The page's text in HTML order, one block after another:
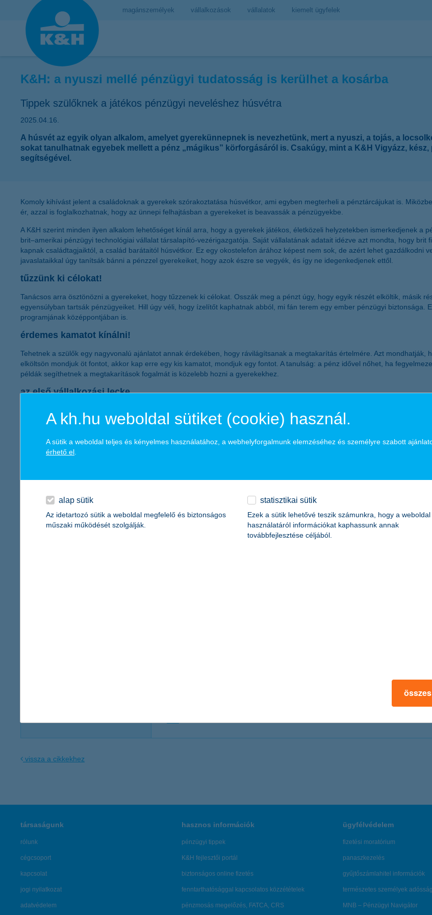
magánszemélyek vállalkozások vállalatok kiemelt ügyfelek
K&H: a nyuszi mellé pénzügyi tudatosság is kerülhet a kosárba
Tippek szülőknek a játékos pénzügyi neveléshez húsvétra
2025.04.16.
A húsvét az egyik olyan alkalom, amelyet gyerekünnepnek is nevezhetünk, mert a nyuszi, a tojás, a
sokat tanulhatnak egyebek mellett a pénz „mágikus” körforgásáról is. Csakúgy, mint a K&H Vigyázz,
segítségével.
Komoly kihívást jelent a családoknak a gyerekek szórakoztatása húsvétkor, ami egyben megterheli a pénztárcájukat is.
ér, azzal is foglalkozhatnak, hogy az ünnepi felhajtásban a gyerekeket is beavassák a pénzügyekbe.
A K&H szerint minden ilyen alkalom lehetőséget kínál arra, hogy a gyerekek játékos, életközeli helyzetekben ismerkedjenek a
brit–amerikai pénzügyi technológiai vállalat társalapító-vezérigazgatója. Saját vállalatának adatait idézve azt mondta, hogy
kapnak családtagjaiktól, a család barátaitól húsvétkor. Ez egy okostelefon árához képest nem sok, de azért lehet gazdálkodni
javaslataikkal úgy tanítsák bánni a pénzzel gyerekeiket, hogy azok észre se vegyék, és így ne idegenkedjenek ettől.
tűzzünk ki célokat!
Tanácsos arra ösztönözni a gyerekeket, hogy tűzzenek ki célokat. Osszák meg a pénzt úgy, hogy egyik részét elköltik, másik
egyensúlyban tartsák pénzügyeiket. Hill úgy véli, hogy ízelítőt kaphatnak abból, mi fán terem egy ember pénzügyi biztonsága.
programjának középpontjában is.
érdemes kamatot kínálni!
Tehetnek a szülők egy nagyvonalú ajánlatot annak érdekében, hogy rávilágítsanak a megtakarítás értelmére. Azt
elköltsön mondjuk öt fontot, akkor kap erre egy kis kamatot, mondjuk egy fontot. A tanulság: a pénz idővel nőhet, ha
példák segíthetnek a megtakarítások fogalmát is közelebb hozni a gyerekekhez.
az első vállalkozási lecke
pénzért olyan családi munkákat, mint az autómosás vagy a fűnyírás. A brit–amerikai pénzügyi szolgáltató egyik korábbi
Hill szerint az így szerzett pénz nem csupán önmagában hasznos, hanem azzal is megismerteti a gyerekeket, hogy a
elérhetik, hogy ne a nyafogásukat hallgassák az áruházban, miközben fontos leckét adhatnak abból, hogyan próbálhatnak win-
egyedi brainstorming
Jó lehetőségnek tartja, ha a család ötletroham segítségével dönti el, mire költse az ünnepek alatt rendelkezésére álló pénzét.
döntenek, akkor a családtagok együtt láthatnak neki a szálláskeresésnek és a jegyvásárlásoknak. Ha lakóhelyén marad a
keresve az ingyenes vagy kedvező árú lehetőségeket. A K&H úgy véli, hogy az ilyen közös döntéshozatal nemcsak családi
vissza a cikkekhez
társaságunk
rólunk
cégcsoport
kapcsolat
jogi nyilatkozat
adatvédelem
hasznos információk
pénzügyi tippek
K&H fejlesztői portál
biztonságos online fizetés
fenntarthatósággal kapcsolatos közzétételek
pénzmosás megelőzés, FATCA, CRS
ügyfélvédelem
fizetési moratórium
panaszkezelés
gyűjtőszámlahitel információk
természetes személyek
MNB – Pénzügyi Navigátor
A kh.hu weboldal sütiket (cookie) használ.
A sütik a weboldal teljes és kényelmes használatához, a webhelyforgalmunk elemzéséhez és személyre szabott
érhető el
alap sütik
Az idetartozó sütik a weboldal megfelelő és biztonságos
műszaki működését szolgálják.
statisztikai sütik
Ezek a sütik lehetővé teszik számunkra, hogy a weboldal
használatáról információkat kaphassunk annak
továbbfejlesztése céljából.